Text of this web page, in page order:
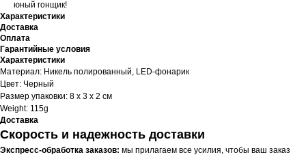
юный гонщик!
Характеристики
Доставка
Оплата
Гарантийные условия
Характеристики
Материал: Никель полированный, LED-фонарик
Цвет: Черный
Размер упаковки: 8 x 3 x 2 см
Weight: 115g
Доставка
Скорость и надежность доставки
Экспресс-обработка заказов: мы прилагаем все усилия, чтобы ваш заказ